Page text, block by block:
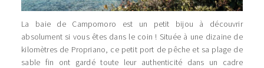
La baie de Campomoro est un petit bijou à découvrir
absolument si vous êtes dans le coin ! Située à une dizaine de
kilomètres de Propriano, ce petit port de pêche et sa plage de
sable fin ont gardé toute leur authenticité dans un cadre